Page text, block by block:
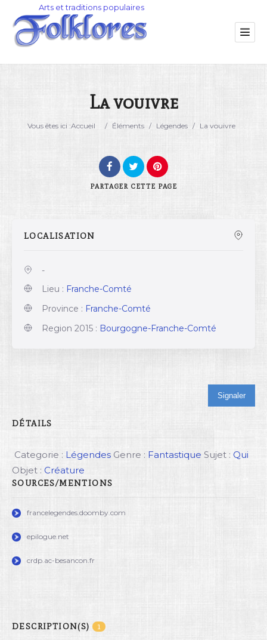
Catégorie
La vouivre
Vous êtes ici :Accueil / Éléments / Légendes / La vouivre
PARTAGER CETTE PAGE
LOCALISATION
-
Lieu : Franche-Comté
Province : Franche-Comté
Region 2015 : Bourgogne-Franche-Comté
Signaler
DÉTAILS
Categorie : Légendes Genre : Fantastique Sujet : Qui
Objet : Créature
SOURCES/MENTIONS
francelegendes.doomby.com
epilogue.net
crdp.ac-besancon.fr
DESCRIPTION(S) 1